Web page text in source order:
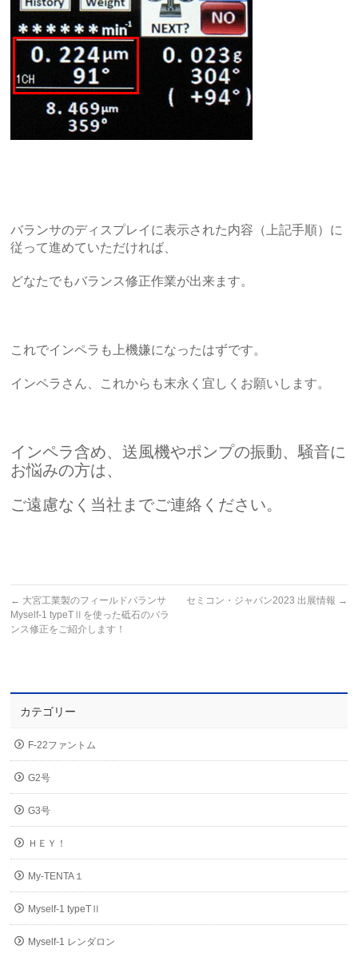
バランサのディスプレイに表示された内容（上記手順）に
従って進めていただければ、
どなたでもバランス修正作業が出来ます。
これでインペラも上機嫌になったはずです。
インペラさん、これからも末永く宜しくお願いします。
インペラ含め、送風機やポンプの振動、騒音に
お悩みの方は、
ご遠慮なく当社までご連絡ください。
← 大宮工業製のフィールドバランサ
Myself-1 typeTⅡを使った砥石のバラ
ンス修正をご紹介します！
セミコン・ジャパン2023 出展情報 →
カテゴリー
F-22ファントム
G2号
G3号
ＨＥＹ！
My-TENTA１
Myself-1 typeTⅡ
Myself-1 レンダロン